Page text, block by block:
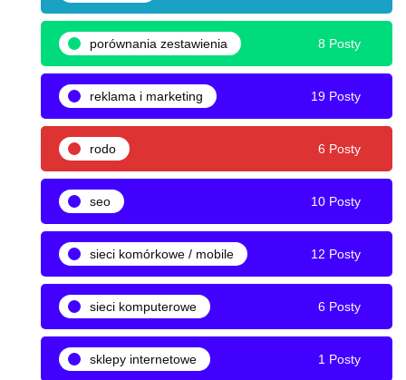
porównania zestawienia 8 Posty
reklama i marketing 19 Posty
rodo 6 Posty
seo 10 Posty
sieci komórkowe / mobile 12 Posty
sieci komputerowe 6 Posty
sklepy internetowe 1 Posty